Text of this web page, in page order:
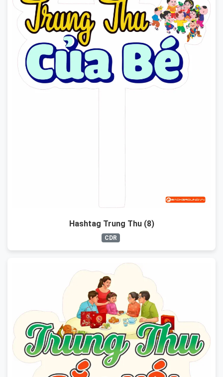
Hashtag Trung Thu (8)
CDR